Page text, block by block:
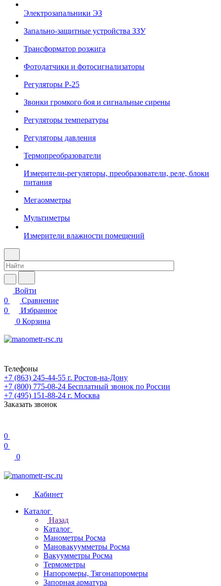
Электрозапальники ЭЗ
Запально-защитные устройства ЗЗУ
Трансформатор розжига
Фотодатчики и фотосигнализаторы
Регуляторы Р-25
Звонки громкого боя и сигнальные сирены
Регуляторы температуры
Регуляторы давления
Термопреобразователи
Измерители-регуляторы, преобразователи, реле, блоки
питания
Мегаомметры
Мультиметры
Измерители влажности помещений
Войти
0
Сравнение
0
Избранное
0 Корзина
Телефоны
+7 (863) 245-44-55 г. Ростов-на-Дону
+7 (800) 775-08-24 Бесплатный звонок по России
+7 (495) 151-88-24 г. Москва
Заказать звонок
0
0
0
Кабинет
Каталог
Назад
Каталог
Манометры Росма
Мановакуумметры Росма
Вакуумметры Росма
Термометры
Напоромеры, Тягонапоромеры
Запорная арматура